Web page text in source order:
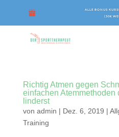
ALLE BONUS
(50€
Richtig Atmen gegen
einfachen Atemmethoden
linderst
von admin | Dez. 6, 2019 |
Training